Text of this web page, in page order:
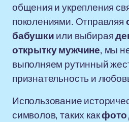
общения и укрепления
поколениями. Отправляя
бабушкиили выбирая
открытку мужчине, мы
выполняем рутинный
признательность и
Использование
символов, таких какфото